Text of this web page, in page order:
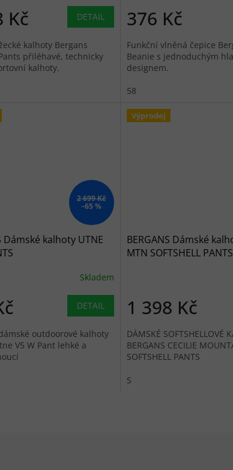
Kč DETAIL
kalhoty Bergans
přiléhavé, technicky
kalhoty.
376 Kč
Funkční vlněná čepice
Beanie s jednoduchým
designem.
58
2 699 Kč
–65 %
Dámské kalhoty UTNE
Skladem
DETAIL
outdoorové kalhoty
V5 W Pant lehké a
Výprodej
BERGANS Dámské
MTN SOFTSHELL PANTS
1 398 Kč
DÁMSKÉ SOFTSHELLOVÉ
BERGANS CECILIE
SOFTSHELL PANTS
S